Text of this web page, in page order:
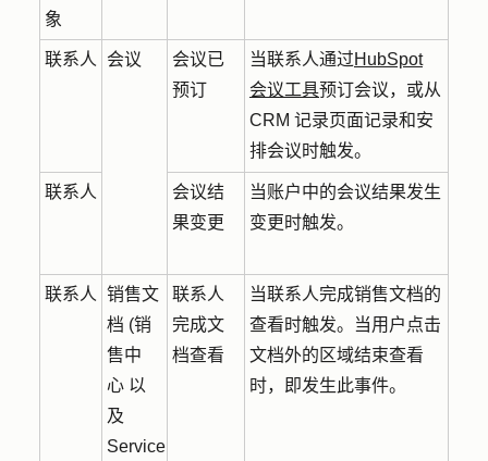
象
联系人 会议
会议已
预订
当联系人通过HubSpot
会议工具预订会议，或从
CRM 记录页面记录和安
排会议时触发。
联系人
会议结
果变更
当账户中的会议结果发生
变更时触发。
联系人
销售文
档 (销
售中
心 以
及
Service
联系人
完成文
档查看
当联系人完成销售文档的
查看时触发。当用户点击
文档外的区域结束查看
时，即发生此事件。